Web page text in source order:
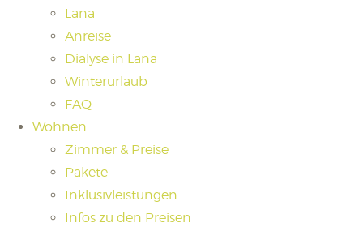
Lana
Anreise
Dialyse in Lana
Winterurlaub
FAQ
Wohnen
Zimmer & Preise
Pakete
Inklusivleistungen
Infos zu den Preisen